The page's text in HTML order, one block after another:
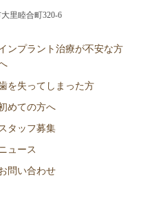
里睦合町320-6
ンプラント治療が不安な方
を失ってしまった方
めての方へ
スタッフ募集
ュース
問い合わせ